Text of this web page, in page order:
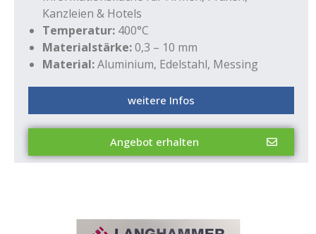
Kanzleien & Hotels
Temperatur: 400°C
Materialstärke:0,3 – 10 mm
Material:Aluminium, Edelstahl, Messing
weitere Infos
Angebot erhalten